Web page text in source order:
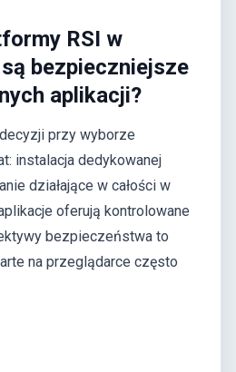
RSI w
bezpieczniejsze
aplikacji?
przy wyborze
instalacja dedykowanej
działające w całości w
oferują kontrolowane
bezpieczeństwa to
na przeglądarce często